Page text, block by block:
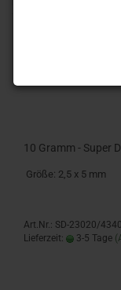
10 Gramm - Super
Größe: 2,5 x 5 mm
Art.Nr.: SD-23020/
Lieferzeit:
3-5 Tage